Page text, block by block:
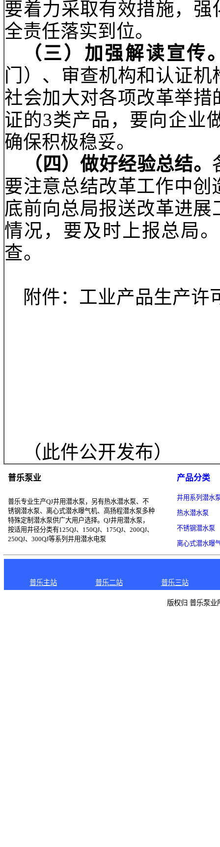
七、有关工作要求
（一）加强组织领
组，加强领导并统筹
监督管理部门）也要
进行政审批、质量监
工作合力，推动改革
理部门）要主动向当
持，按照国务院《决
（二）完善配套制度
要根据国务院《决定
各审查机构、认证机
批程序等改革要求的
要着力采取有效措施
确保积极稳妥。
（四）做好经验总结
要注意总结改革工作
底前向总局报送改革
情况，要及时上报总
查。